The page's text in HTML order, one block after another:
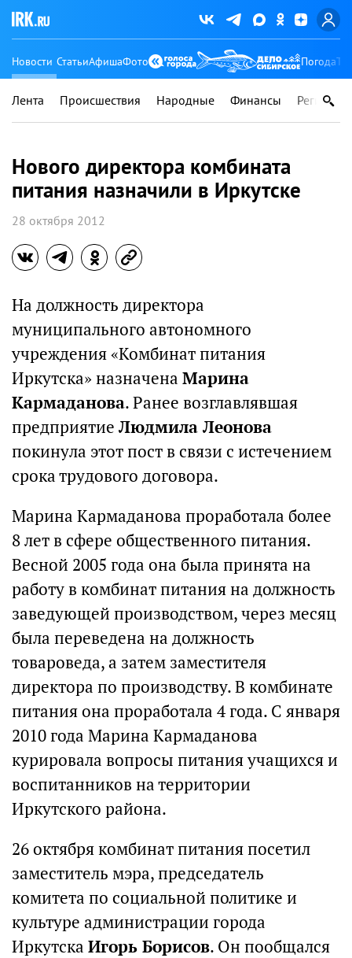
Новости СтатьиАфишаФото Погода
Лента Происшествия Народные Финансы Регионы
Нового директора комбината
питания назначили в Иркутске
28 октября 2012
На должность директора
муниципального автономного
учреждения «Комбинат питания
Иркутска» назначена Марина
Кармаданова. Ранее возглавлявшая
предприятие Людмила Леонова
покинула этот пост в связи с истечением
срока трудового договора.
Марина Кармаданова проработала более
8 лет в сфере общественного питания.
Весной 2005 года она была принята на
работу в комбинат питания на должность
заведующей производством, через месяц
была переведена на должность
товароведа, а затем заместителя
директора по производству. В комбинате
питания она проработала 4 года. С января
2010 года Марина Кармаданова
курировала вопросы питания учащихся и
воспитанников на территории
Иркутского района.
26 октября комбинат питания посетил
заместитель мэра, председатель
комитета по социальной политике и
культуре администрации города
Иркутска Игорь Борисов. Он пообщался